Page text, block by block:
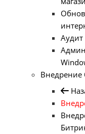
Аудит
Внедрение